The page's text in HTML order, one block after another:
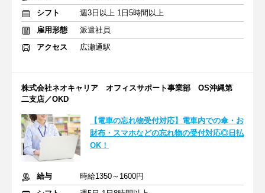
シフト
週3日以上 1日5時間以上
雇用形態
派遣社員
アクセス
広瀬通駅
株式会社ネオキャリア オフィスサポート事業部 OS沖縄第
二支店／OKD
【電車の忘れ物受付対応】電車内での傘・お
財布・スマホなどの忘れ物の受付対応◎日払
OK！
給与
時給1350～1600円